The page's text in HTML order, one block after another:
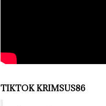
TIKTOK KRIMSUS86